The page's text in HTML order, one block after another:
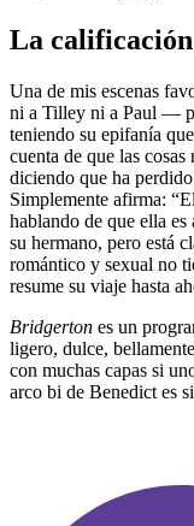
La
Una de mis escenas
ni a Tilley ni a Paul —
teniendo su epifanía
cuenta de que las
diciendo que ha
Simplemente afirma:
hablando de que ella
su hermano, pero está
romántico y sexual no
resume su viaje hasta
Bridgerton es un
ligero, dulce,
con muchas capas si
arco bi de Benedict es